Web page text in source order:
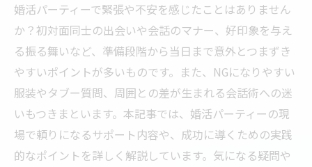
婚活パーティーで緊張や不安を感じたことはありません
か？初対面同士の出会いや会話のマナー、好印象を与え
る振る舞いなど、準備段階から当日まで意外とつまずき
やすいポイントが多いものです。また、NGになりやすい
服装やタブー質問、周囲との差が生まれる会話術への迷
いもつきまといます。本記事では、婚活パーティーの現
場で頼りになるサポート内容や、成功に導くための実践
的なポイントを詳しく解説しています。気になる疑問や